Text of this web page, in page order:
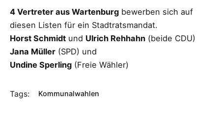
4 Vertreter aus Wartenburg bewerben sich auf
diesen Listen für ein Stadtratsmandat.
Horst Schmidt und Ulrich Rehhahn (beide CDU)
Jana Müller (SPD) und
Undine Sperling (Freie Wähler)
Tags: Kommunalwahlen